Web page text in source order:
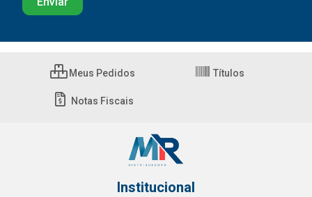
Meus Pedidos Títulos
Notas Fiscais
Institucional